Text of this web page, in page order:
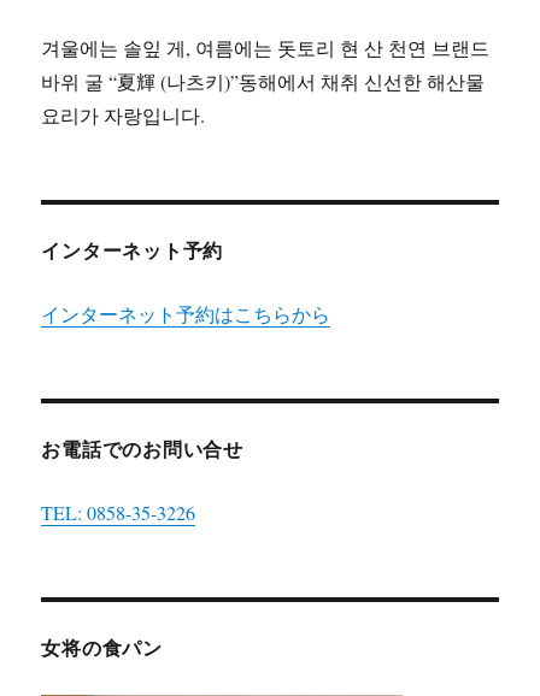
겨울에는 솔잎 게, 여름에는 돗토리 현 산 천연 브랜드
바위 굴 “夏輝 (나츠키)”동해에서 채취 신선한 해산물
요리가 자랑입니다.
インターネット予約
インターネット予約はこちらから
お電話でのお問い合せ
TEL: 0858-35-3226
女将の食パン